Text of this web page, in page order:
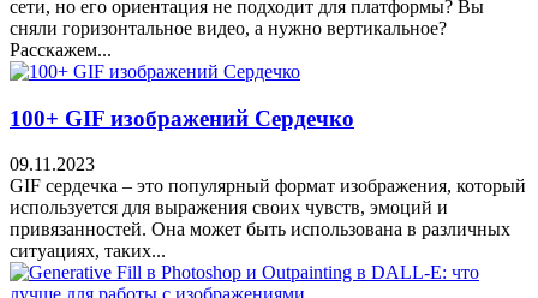
сети, но его ориентация не подходит для платформы? Вы
сняли горизонтальное видео, а нужно вертикальное?
Расскажем...
100+ GIF изображений Сердечко
09.11.2023
GIF сердечка – это популярный формат изображения, который
используется для выражения своих чувств, эмоций и
привязанностей. Она может быть использована в различных
ситуациях, таких...